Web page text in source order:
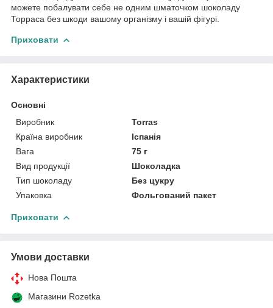
можете побалувати себе не одним шматочком шоколаду
Торраса без шкоди вашому організму і вашій фігурі.
Приховати
Характеристики
Основні
Виробник
Torras
Країна виробник
Іспанія
Вага
75 г
Вид продукції
Шоколадка
Тип шоколаду
Без цукру
Упаковка
Фольгований пакет
Приховати
Умови доставки
Нова Пошта
Магазини Rozetka